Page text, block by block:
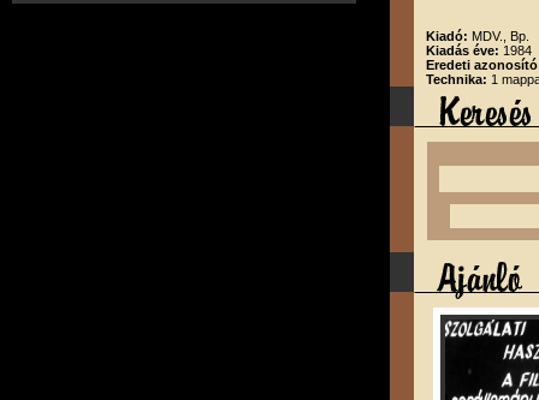
Kiadó: MDV., Bp.
Kiadás éve: 1984
Eredeti
Technika: 1